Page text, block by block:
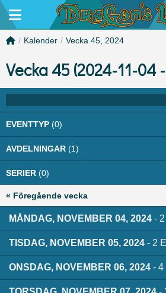
/ Kalender / Vecka 45, 2024
Vecka 45 (2024-11-04
EVENTTYP (0)
AVDELNINGAR (1)
SERIER (0)
« Föregående vecka
MÅNDAG, NOVEMBER 04, 2024 -
TISDAG, NOVEMBER 05, 2024 - 2
ONSDAG, NOVEMBER 06, 2024 - 4